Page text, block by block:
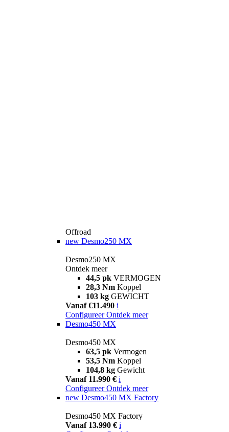
Offroad
new Desmo250 MX
Desmo250 MX
Ontdek meer
44,5 pk VERMOGEN
28,3 Nm Koppel
103 kg GEWICHT
Vanaf €11.490 i
Configureer Ontdek meer
Desmo450 MX
Desmo450 MX
63,5 pk Vermogen
53,5 Nm Koppel
104,8 kg Gewicht
Vanaf 11.990 € i
Configureer Ontdek meer
new Desmo450 MX Factory
Desmo450 MX Factory
Vanaf 13.990 € i